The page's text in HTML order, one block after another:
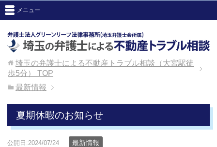
メニュー
埼玉の弁護士による不動産トラブル相談（大宮駅徒
歩5分）
TOP
最新情報
夏期休暇のお知らせ
公開日:2024/07/24 最新情報